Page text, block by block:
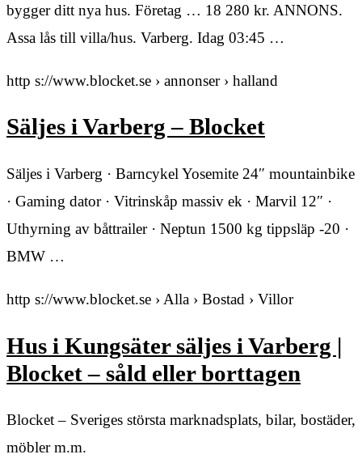
bygger ditt nya hus. Företag … 18 280 kr. ANNONS.
Assa lås till villa/hus. Varberg. Idag 03:45 …
http s://www.blocket.se › annonser › halland
Säljes i Varberg – Blocket
Säljes i Varberg · Barncykel Yosemite 24″ mountainbike
· Gaming dator · Vitrinskåp massiv ek · Marvil 12″ ·
Uthyrning av båttrailer · Neptun 1500 kg tippsläp -20 ·
BMW …
http s://www.blocket.se › Alla › Bostad › Villor
Hus i Kungsäter säljes i Varberg |
Blocket – såld eller borttagen
Blocket – Sveriges största marknadsplats, bilar, bostäder,
möbler m.m.